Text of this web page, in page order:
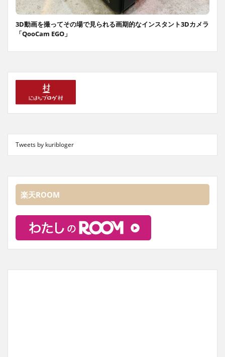
3D動画を撮ってその場で見られる画期的なインスタント3Dカメラ
「QooCam EGO」
Tweets by kuribloger
楽天ROOM